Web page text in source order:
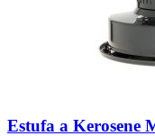
Estufa a Kerosene